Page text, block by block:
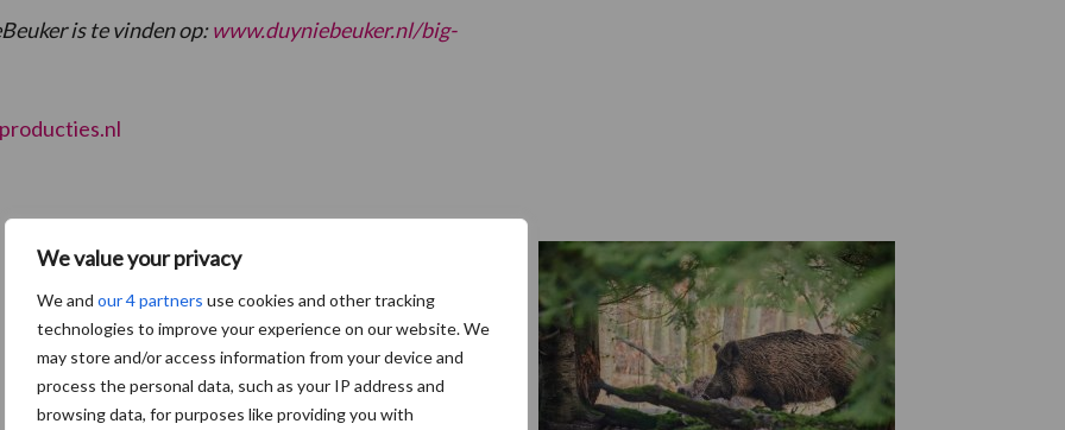
We value your privacy
We and our 4 partners use cookies and other tracking
technologies to improve your experience on our website. We
may store and/or access information from your device and
process the personal data, such as your IP address and
browsing data, for purposes like providing you with
is te vinden op:www.duyniebeuker.nl/big-